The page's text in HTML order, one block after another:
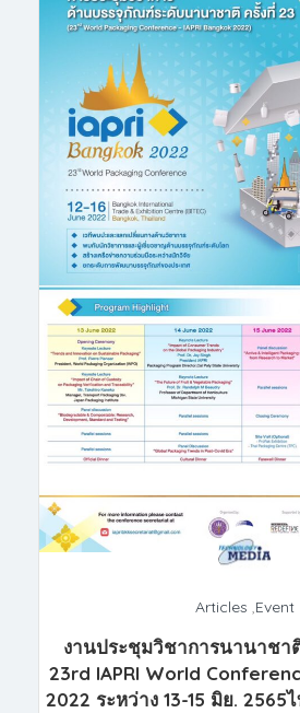
Articles ,Event
งานประชุมวิชาการนานาช
23rd IAPRI World
2022 ระหว่าง 13-15 มิย. 2565